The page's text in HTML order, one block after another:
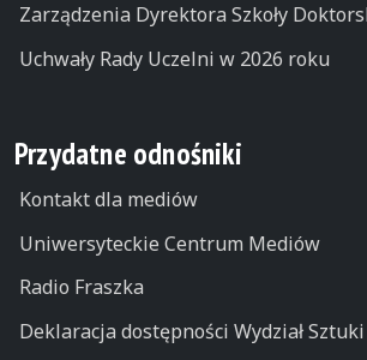
Zarządzenia Dyrektora Szkoły
Uchwały Rady Uczelni w 2026 roku
Przydatne odnośniki
Kontakt dla mediów
Uniwersyteckie Centrum Mediów
Radio Fraszka
Deklaracja dostępności Wydział Sztuki